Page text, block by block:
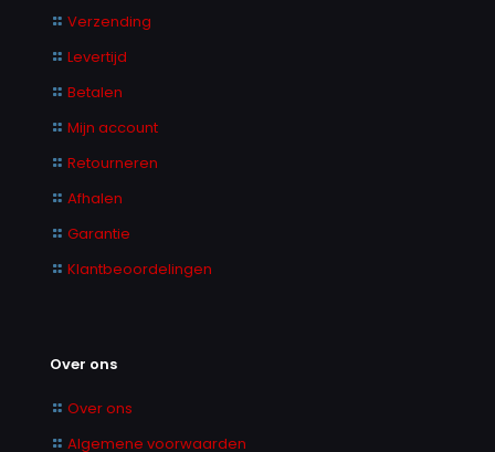
Verzending
Levertijd
Betalen
Mijn account
Retourneren
Afhalen
Garantie
Klantbeoordelingen
Over ons
Over ons
Algemene voorwaarden